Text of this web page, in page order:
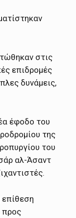
στις
επιδρομές
δυνάμεις,
έφοδο του
της
του
αλ-Άσαντ
προς